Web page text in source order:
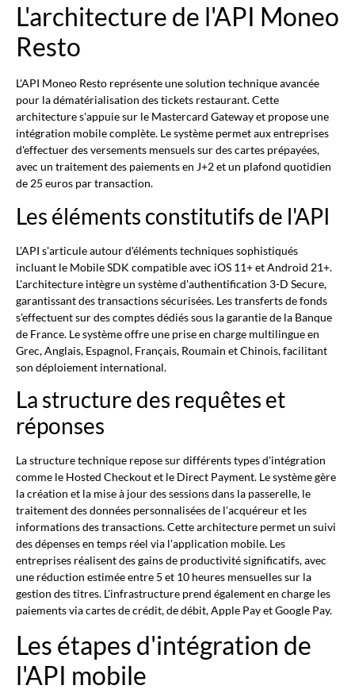
L'architecture de l'API Moneo
Resto
L'API Moneo Resto représente une solution technique avancée
pour la dématérialisation des tickets restaurant. Cette
architecture s'appuie sur le Mastercard Gateway et propose une
intégration mobile complète. Le système permet aux entreprises
d'effectuer des versements mensuels sur des cartes prépayées,
avec un traitement des paiements en J+2 et un plafond quotidien
de 25 euros par transaction.
Les éléments constitutifs de l'API
L'API s'articule autour d'éléments techniques sophistiqués
incluant le Mobile SDK compatible avec iOS 11+ et Android 21+.
L'architecture intègre un système d'authentification 3-D Secure,
garantissant des transactions sécurisées. Les transferts de fonds
s'effectuent sur des comptes dédiés sous la garantie de la Banque
de France. Le système offre une prise en charge multilingue en
Grec, Anglais, Espagnol, Français, Roumain et Chinois, facilitant
son déploiement international.
La structure des requêtes et
réponses
La structure technique repose sur différents types d'intégration
comme le Hosted Checkout et le Direct Payment. Le système gère
la création et la mise à jour des sessions dans la passerelle, le
traitement des données personnalisées de l'acquéreur et les
informations des transactions. Cette architecture permet un suivi
des dépenses en temps réel via l'application mobile. Les
entreprises réalisent des gains de productivité significatifs, avec
une réduction estimée entre 5 et 10 heures mensuelles sur la
gestion des titres. L'infrastructure prend également en charge les
paiements via cartes de crédit, de débit, Apple Pay et Google Pay.
Les étapes d'intégration de
l'API mobile